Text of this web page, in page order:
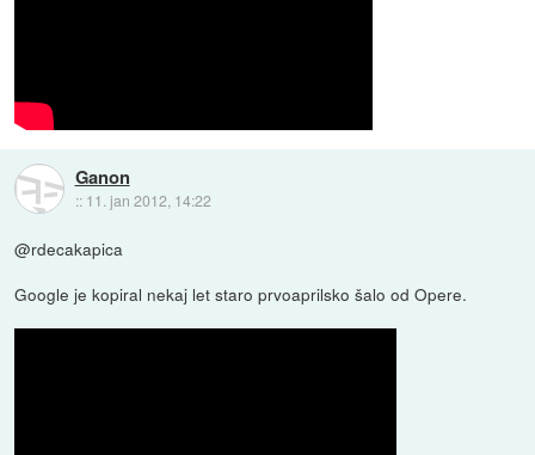
Ganon
:: 11. jan 2012, 14:22
@rdecakapica
Google je kopiral nekaj let staro prvoaprilsko šalo od Opere.